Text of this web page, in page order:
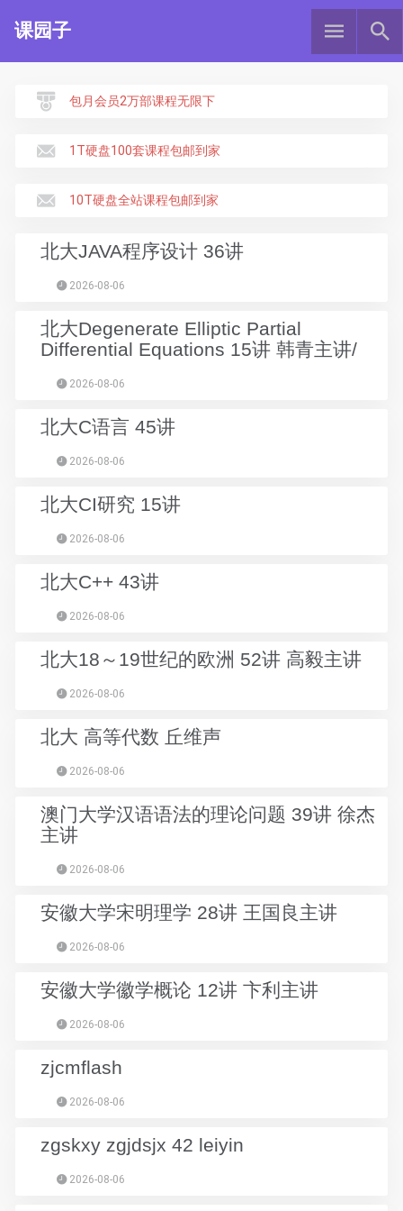
课园子
包月会员2万部课程无限下
1T硬盘100套课程包邮到家
10T硬盘全站课程包邮到家
北大JAVA程序设计 36讲
2026-08-06
北大Degenerate Elliptic Partial
Differential Equations 15讲 韩青主讲/
2026-08-06
北大C语言 45讲
2026-08-06
北大CI研究 15讲
2026-08-06
北大C++ 43讲
2026-08-06
北大18～19世纪的欧洲 52讲 高毅主讲
2026-08-06
北大 高等代数 丘维声
2026-08-06
澳门大学汉语语法的理论问题 39讲 徐杰
主讲
2026-08-06
安徽大学宋明理学 28讲 王国良主讲
2026-08-06
安徽大学徽学概论 12讲 卞利主讲
2026-08-06
zjcmflash
2026-08-06
zgskxy zgjdsjx 42 leiyin
2026-08-06